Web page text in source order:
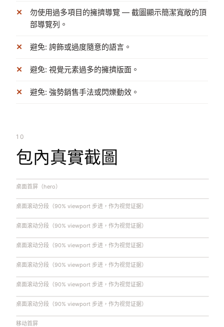
勿使用過多項目的擁擠導覽 — 截圖顯示簡潔寬敞的頂
部導覽列。
避免: 誇飾或過度隨意的語言。
避免: 視覺元素過多的擁擠版面。
避免: 強勢銷售手法或閃爍動效。
10
包內真實截圖
桌面首屏（hero）
桌面滚动分段（90% viewport 步进，作为视觉证据）
桌面滚动分段（90% viewport 步进，作为视觉证据）
桌面滚动分段（90% viewport 步进，作为视觉证据）
桌面滚动分段（90% viewport 步进，作为视觉证据）
桌面滚动分段（90% viewport 步进，作为视觉证据）
桌面滚动分段（90% viewport 步进，作为视觉证据）
移动首屏